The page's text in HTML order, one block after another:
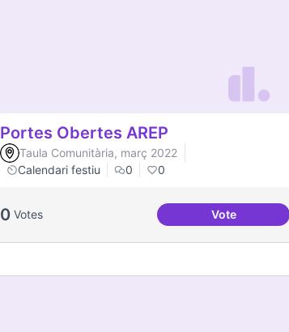
Portes Obertes AREP
Taula Comunitària, març 2022
Calendari festiu
0 0
0 Votes VotePortes